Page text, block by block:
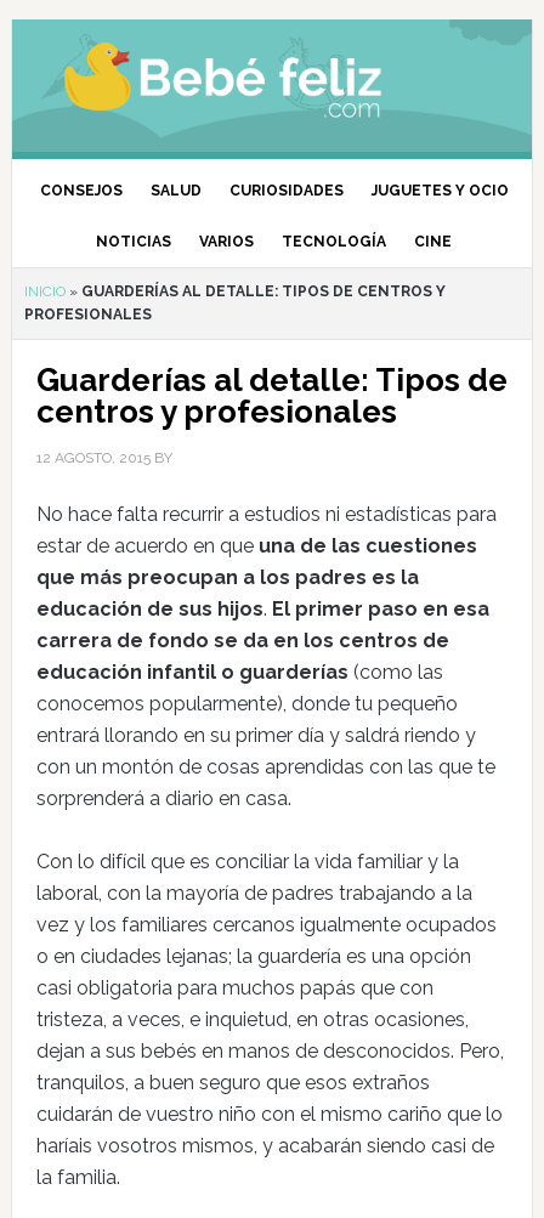
CONSEJOS SALUD CURIOSIDADES JUGUETES Y OCIO
NOTICIAS VARIOS TECNOLOGÍA CINE
INICIO» GUARDERÍAS AL DETALLE: TIPOS DE CENTROS Y
PROFESIONALES
Guarderías al detalle: Tipos de
centros y profesionales
12 AGOSTO, 2015BY
No hace falta recurrir a estudios ni estadísticas para
estar de acuerdo en que una de las cuestiones
que más preocupan a los padres es la
educación de sus hijos. El primer paso en esa
carrera de fondo se da en los centros de
educación infantil o guarderías (como las
conocemos popularmente), donde tu pequeño
entrará llorando en su primer día y saldrá riendo y
con un montón de cosas aprendidas con las que te
sorprenderá a diario en casa.
Con lo difícil que es conciliar la vida familiar y la
laboral, con la mayoría de padres trabajando a la
vez y los familiares cercanos igualmente ocupados
o en ciudades lejanas; la guardería es una opción
casi obligatoria para muchos papás que con
tristeza, a veces, e inquietud, en otras ocasiones,
dejan a sus bebés en manos de desconocidos. Pero,
tranquilos, a buen seguro que esos extraños
cuidarán de vuestro niño con el mismo cariño que lo
haríais vosotros mismos, y acabarán siendo casi de
la familia.